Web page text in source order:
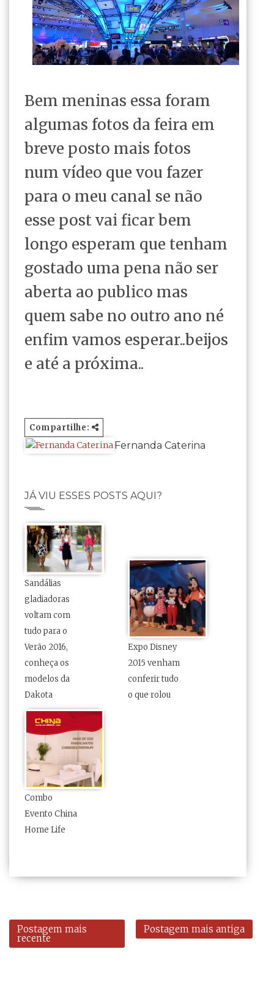
Bem meninas essa foram
algumas fotos da feira em
breve posto mais fotos
num vídeo que vou fazer
para o meu canal se não
esse post vai ficar bem
longo esperam que tenham
gostado uma pena não ser
aberta ao publico mas
quem sabe no outro ano né
enfim vamos esperar..beijos
e até a próxima..
Compartilhe:
Fernanda Caterina
JÁ VIU ESSES POSTS AQUI?
Sandálias
gladiadoras
voltam com
tudo para o
Verão 2016,
conheça os
modelos da
Expo Disney
2015 venham
conferir tudo
o que rolou
Combo
Evento China
Home Life
Postagem mais
recente
Postagem mais antiga